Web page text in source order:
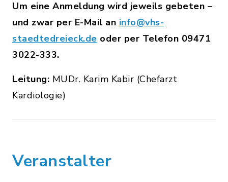
Um eine Anmeldung wird jeweils gebeten –
und zwar per E-Mail an info@vhs-
staedtedreieck.de oder per Telefon 09471
3022-333.
Leitung: MUDr. Karim Kabir (Chefarzt
Kardiologie)
Veranstalter